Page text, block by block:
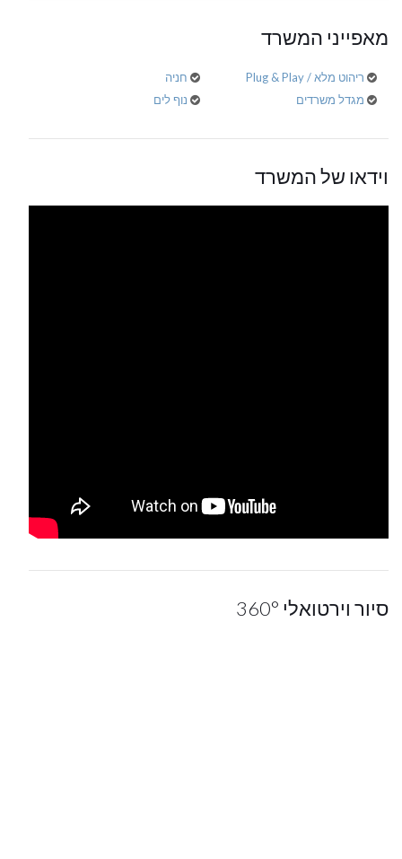
מאפייני המשרד
חניה
ריהוט מלא / Plug & Play
נוף לים
מגדל משרדים
וידאו של המשרד
סיור וירטואלי 360°